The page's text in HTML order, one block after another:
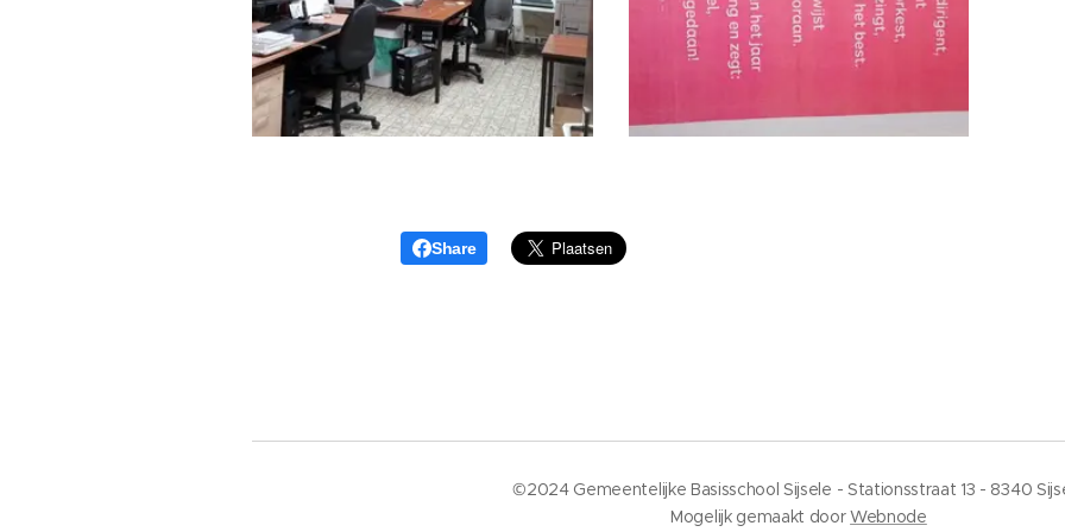
Share
©2024 Gemeentelijke Basisschool Sijsele - Stationsstraat 13 - 8340
Mogelijk gemaakt doorWebnode